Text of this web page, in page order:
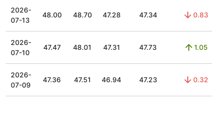
2026-
07-13
48.00 48.70 47.28 47.34 0.83
2026-
07-10
47.47 48.01 47.31 47.73 1.05
2026-
07-09
47.36 47.51 46.94 47.23 0.32